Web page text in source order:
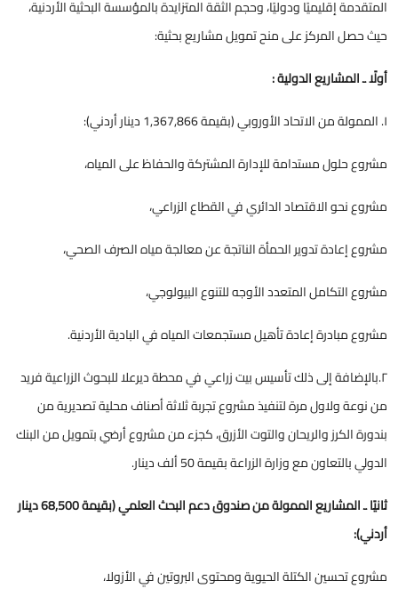
المتقدمة إقليميًا ودوليًا، وحجم الثقة المتزايدة بالمؤسسة البحثية الأردنية،
حيث حصل المركز على منح تمويل مشاريع بحثية:
أولًا ـ المشاريع الدولية :
١. الممولة من الاتحاد الأوروبي (بقيمة 1,367,866 دينار أردني):
مشروع حلول مستدامة للإدارة المشتركة والحفاظ على المياه،
مشروع نحو الاقتصاد الدائري في القطاع الزراعي،
مشروع إعادة تدوير الحمأة الناتجة عن معالجة مياه الصرف الصحي،
مشروع التكامل المتعدد الأوجه للتنوع البيولوجي،
مشروع مبادرة إعادة تأهيل مستجمعات المياه في البادية الأردنية.
٢.بالإضافة إلى ذلك تأسيس بيت زراعي في محطة ديرعلا للبحوث الزراعية فريد
من نوعة ولاول مرة لتنفيذ مشروع تجربة ثلاثة أصناف محلية تصديرية من
بندورة الكرز والريحان والتوت الأزرق، كجزء من مشروع أرضي بتمويل من البنك
الدولي بالتعاون مع وزارة الزراعة بقيمة 50 ألف دينار.
ثانيًا ـ المشاريع الممولة من صندوق دعم البحث العلمي (بقيمة 68,500 دينار
أردني):
مشروع تحسين الكتلة الحيوية ومحتوى البروتين في الأزولا،